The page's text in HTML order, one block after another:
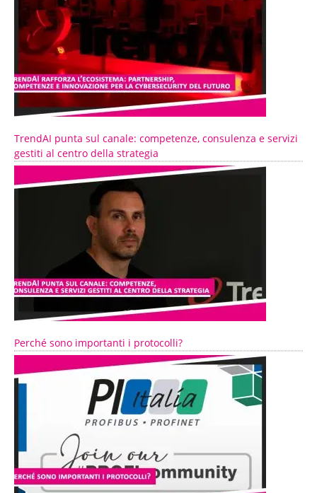
TrendAI punta sul canale: competenze, consulenza e servizi
gestiti al centro della strategia
Perché sono importanti i protocolli?